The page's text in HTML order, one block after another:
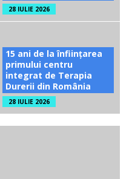
28 IULIE 2026
15 ani de la înființarea
primului centru
integrat de Terapia
Durerii din România
28 IULIE 2026